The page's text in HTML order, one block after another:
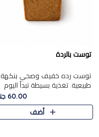
توست بالردة
توست رده خفيف وصحي بنكهة
طبيعية. تغذية بسيطة تبدأ اليوم
60.00 جنيه
أضف